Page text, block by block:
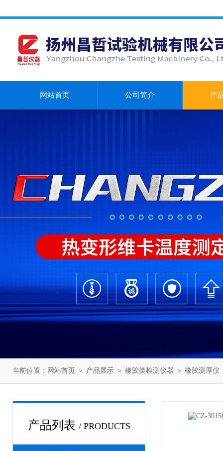
网站首页 公司简介 产
当前位置： 网站首页 ＞ 产品展示 ＞ 橡胶类检测仪器 ＞ 橡胶测厚仪
产品列表 / PRODUCTS